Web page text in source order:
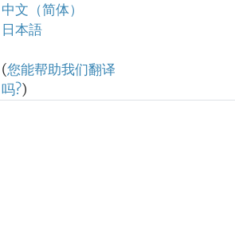
中文（简体）
日本語
(您能帮助我们翻译
吗?)